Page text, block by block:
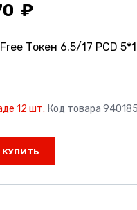
Токен 6.5/17 PCD
12 шт. Код товара
КУПИТЬ